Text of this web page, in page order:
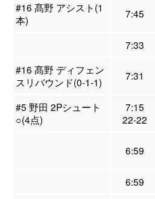
#16 髙野 アシスト(1
本)
7:45
7:33
#16 髙野 ディフェン
スリバウンド(0-1-1)
7:31
#5 野田 2Pシュート
○(4点)
7:15
22-22
6:59
6:59